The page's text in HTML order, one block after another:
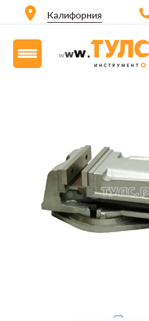
Калифорния